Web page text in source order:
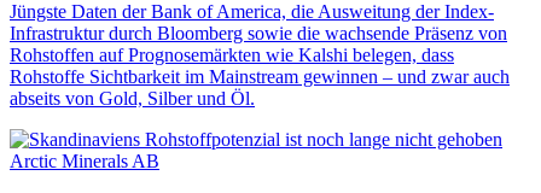
Jüngste Daten der Bank of America, die Ausweitung der Index-
Infrastruktur durch Bloomberg sowie die wachsende Präsenz von
Rohstoffen auf Prognosemärkten wie Kalshi belegen, dass
Rohstoffe Sichtbarkeit im Mainstream gewinnen – und zwar auch
abseits von Gold, Silber und Öl.
Arctic Minerals AB